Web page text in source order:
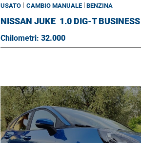
USATO CAMBIO MANUALE BENZINA
NISSAN JUKE 1.0 DIG-T BUSINESS
Chilometri: 32.000